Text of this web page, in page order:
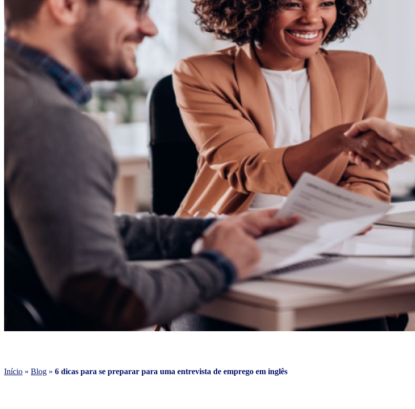
Início » Blog » 6 dicas para se preparar para uma entrevista de emprego em inglês